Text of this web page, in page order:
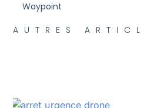
Waypoint
AUTRES